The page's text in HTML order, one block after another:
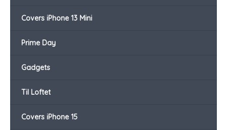
Covers iPhone 13 Mini
Prime Day
Gadgets
Til Loftet
Covers iPhone 15